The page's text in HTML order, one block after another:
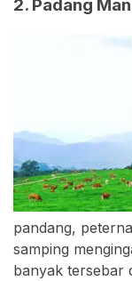
2. Padang
pandang,
samping
banyak tersebar